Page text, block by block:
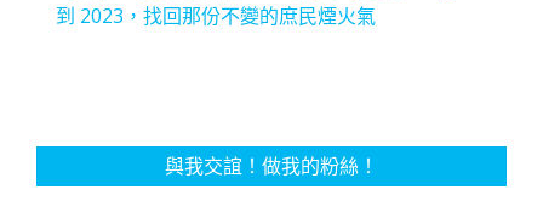
到 2023，找回那份不變的庶民煙火氣
與我交誼！做我的粉絲！